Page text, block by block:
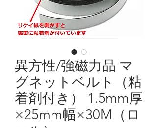
異方性/強磁力品 マ
グネットベルト（粘
着剤付き） 1.5mm厚
×25mm幅×30M（ロ